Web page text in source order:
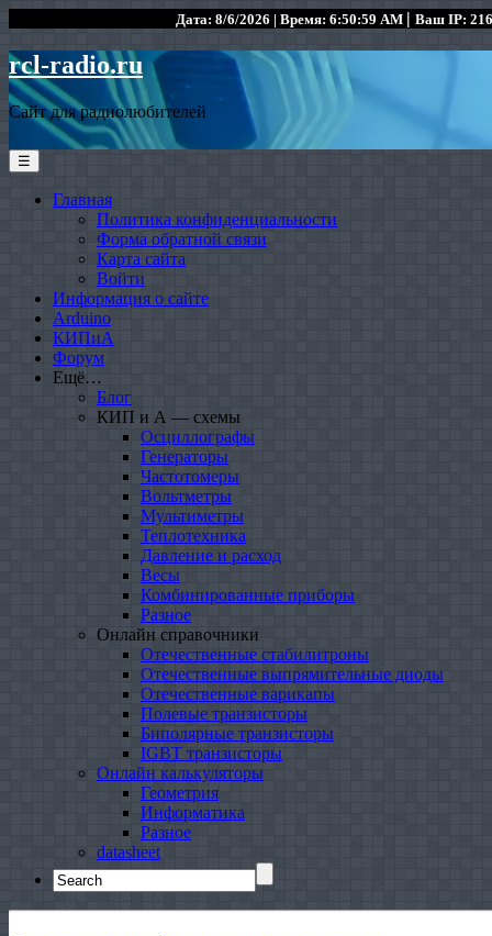
Дата: 8/6/2026 | Время: 6:50:59 AM | Ваш IP:
rcl-radio.ru
Сайт для радиолюбителей
☰
Главная
Политика конфиденциальности
Форма обратной связи
Карта сайта
Войти
Информация о сайте
Arduino
КИПиА
Форум
Ещё…
Блог
КИП и А — схемы
Осциллографы
Генераторы
Частотомеры
Вольтметры
Мультиметры
Теплотехника
Давление и расход
Весы
Комбинированные приборы
Разное
Онлайн справочники
Отечественные стабилитроны
Отечественные выпрямительные диоды
Отечественные варикапы
Полевые транзисторы
Биполярные транзисторы
IGBT транзисторы
Онлайн калькуляторы
Геометрия
Информатика
Разное
datasheet
Search
for: